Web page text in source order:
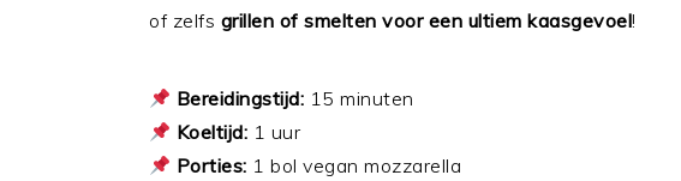
of zelfs grillen of smelten voor een ultiem kaasgevoel!
Bereidingstijd: 15 minuten
Koeltijd: 1 uur
Porties: 1 bol vegan mozzarella